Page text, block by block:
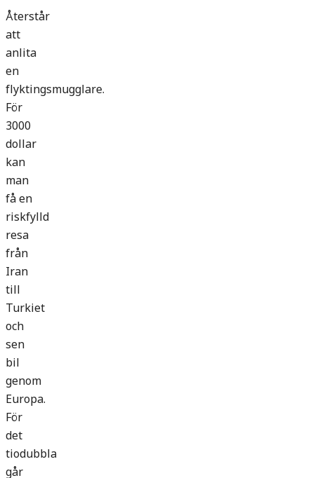
Återstår
att
anlita
en
flyktingsmugglare.
För
3000
dollar
kan
man
få en
riskfylld
resa
från
Iran
till
Turkiet
och
sen
bil
genom
Europa.
För
det
tiodubbla
går